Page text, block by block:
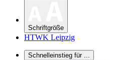
Schriftgröße
HTWK Leipzig
Schnelleinstieg für ...